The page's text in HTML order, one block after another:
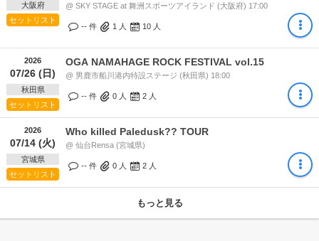
大阪府
セットリスト
@ SKY STAGE at 舞洲スポーツアイランド (大阪府) 17:00
-- 件 1 人 10 人
2026
07/26 (日)
秋田県
セットリスト
OGA NAMAHAGE ROCK FESTIVAL vol.15
@ 男鹿市船川港内特設ステージ (秋田県) 18:00
-- 件 0 人 2 人
2026
07/14 (火)
宮城県
セットリスト
Who killed Paledusk?? TOUR
@ 仙台Rensa (宮城県)
-- 件 0 人 2 人
もっと見る